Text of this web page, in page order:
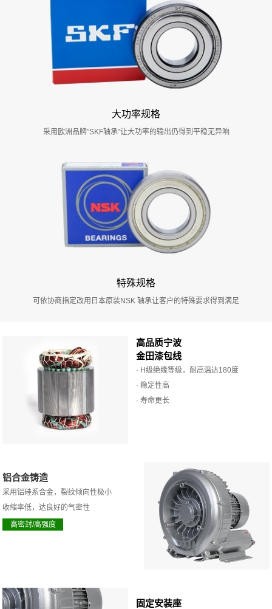
大功率规格
采用欧洲品牌”SKF轴承”让大功率的输出仍得到平稳无异响
特殊规格
可依协商指定改用日本原装NSK 轴承让客户的特殊要求得到满足
高品质宁波
金田漆包线
· H级绝缘等级，耐高温达180度
· 稳定性高
· 寿命更长
铝合金铸造
采用铝硅系合金，裂纹倾向性极小
收缩率低，达良好的气密性
高密封/高强度
固定安装座